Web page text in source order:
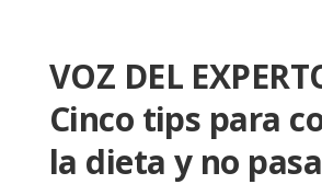
VOZ DEL
Cinco tips para
la dieta y no